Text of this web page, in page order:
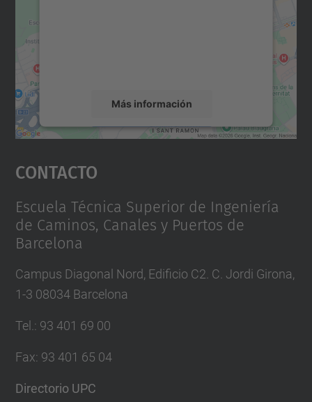
Más información
Aceptar
powered by
Contacto
Escuela Técnica Superior de Ingeniería
de Caminos, Canales y Puertos de
Barcelona
Campus Diagonal Nord, Edificio C2. C. Jordi Girona,
1-3 08034 Barcelona
Tel. : 93 401 69 00
Fax: 93 401 65 04
Directorio UPC